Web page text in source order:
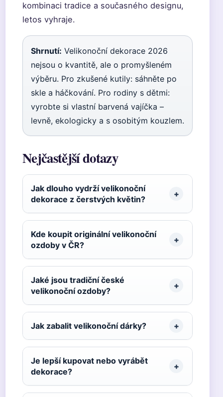
kombinaci tradice a současného designu,
letos vyhraje.
Shrnutí: Velikonoční dekorace 2026
nejsou o kvantitě, ale o promyšleném
výběru. Pro zkušené kutily: sáhněte po
skle a háčkování. Pro rodiny s dětmi:
vyrobte si vlastní barvená vajíčka –
levně, ekologicky a s osobitým kouzlem.
Nejčastější dotazy
Jak dlouho vydrží velikonoční
dekorace z čerstvých květin?
Kde koupit originální velikonoční
ozdoby v ČR?
Jaké jsou tradiční české
velikonoční ozdoby?
Jak zabalit velikonoční dárky?
Je lepší kupovat nebo vyrábět
dekorace?